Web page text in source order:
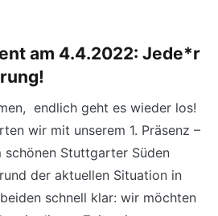
am 4.4.2022: Jede*r
endlich geht es wieder los!
wir mit unserem 1. Präsenz –
Stuttgarter Süden
der aktuellen Situation in
schnell klar: wir möchten